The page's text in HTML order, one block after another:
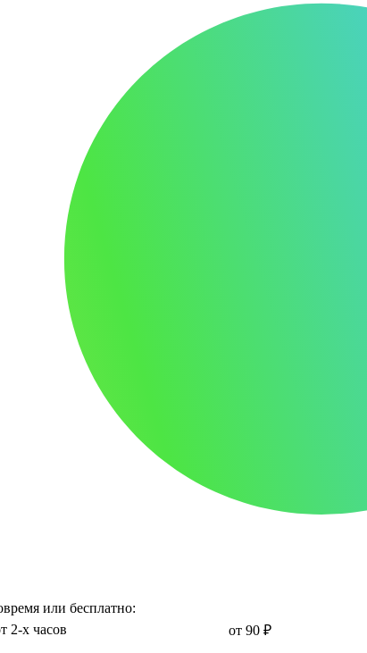
или бесплатно:
2-х часов от 90 ₽